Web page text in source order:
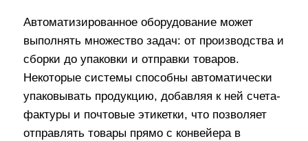
Автоматизированное оборудование может
выполнять множество задач: от производства и
сборки до упаковки и отправки товаров.
Некоторые системы способны автоматически
упаковывать продукцию, добавляя к ней счета-
фактуры и почтовые этикетки, что позволяет
отправлять товары прямо с конвейера в